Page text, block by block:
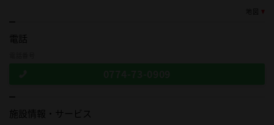
電話
施設情報・ サービス